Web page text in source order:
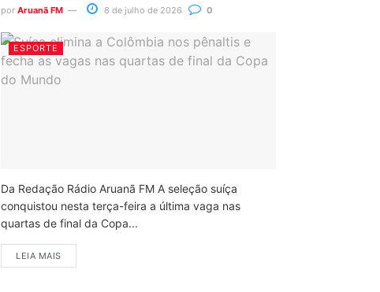
por Aruanã FM 8 de julho de 2026 0
ESPORTE
Da Redação Rádio Aruanã FM A seleção suíça
conquistou nesta terça-feira a última vaga nas
quartas de final da Copa...
LEIA MAIS